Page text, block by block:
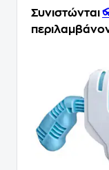
Συνιστώνται